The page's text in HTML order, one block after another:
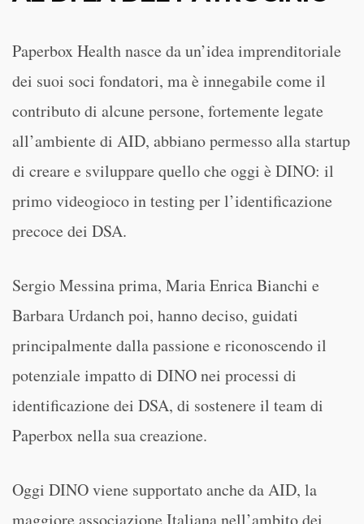
Paperbox Health nasce da un’idea imprenditoriale
dei suoi soci fondatori, ma è innegabile come il
contributo di alcune persone, fortemente legate
all’ambiente di AID, abbiano permesso alla startup
di creare e sviluppare quello che oggi è DINO: il
primo videogioco in testing per l’identificazione
precoce dei DSA.
Sergio Messina prima, Maria Enrica Bianchi e
Barbara Urdanch poi, hanno deciso, guidati
principalmente dalla passione e riconoscendo il
potenziale impatto di DINO nei processi di
identificazione dei DSA, di sostenere il team di
Paperbox nella sua creazione.
Oggi DINO viene supportato anche da AID, la
maggiore associazione Italiana nell’ambito dei